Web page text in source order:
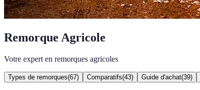
Remorque Agricole
Votre expert en remorques agricoles
Types de remorques(67) Comparatifs(43) Guide d'achat(39)